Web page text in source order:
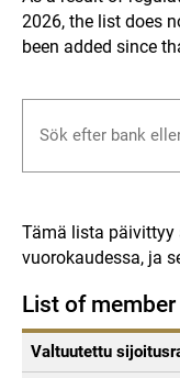
2026, the list does
been added since
Tämä lista päivittyy
vuorokaudessa, ja
List of
Valtuutettu